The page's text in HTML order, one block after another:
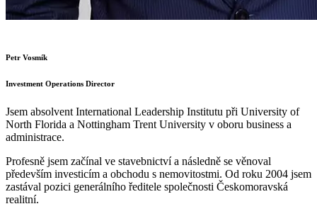
Petr Vosmík
Investment Operations Director
Jsem absolvent International Leadership Institutu při University of
North Florida a Nottingham Trent University v oboru business a
administrace.
Profesně jsem začínal ve stavebnictví a následně se věnoval
především investicím a obchodu s nemovitostmi. Od roku 2004 jsem
zastával pozici generálního ředitele společnosti Českomoravská
realitní.